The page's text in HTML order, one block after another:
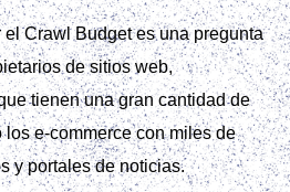
Crawl Budget es una pregunta
de sitios web,
tienen una gran cantidad de
e-commerce con miles de
y portales de noticias.